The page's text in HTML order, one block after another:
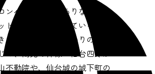
ンパクトな街でありながら、
がちりばめられている仙台
す。伊達政宗ゆかりの仙台
、商売の神様・仙台四郎が
不動院や、仙台城の城下町の